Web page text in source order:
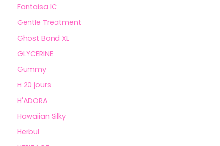
Fantaisa IC
Gentle Treatment
Ghost Bond XL
GLYCERINE
Gummy
H 20 jours
H'ADORA
Hawaiian Silky
Herbul